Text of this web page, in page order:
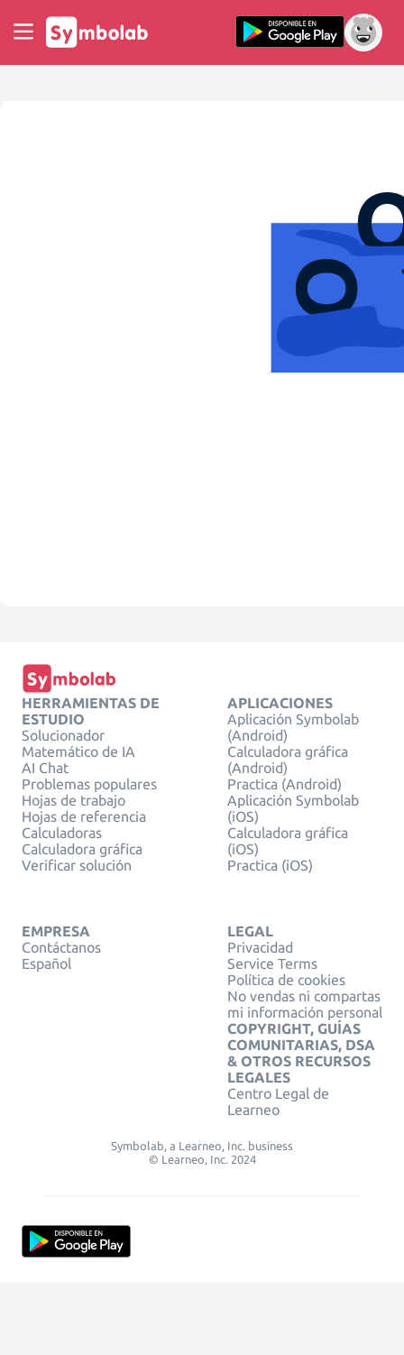
HERRAMIENTAS DE
ESTUDIO
Solucionador
Matemático de IA
AI Chat
Problemas populares
Hojas de trabajo
Hojas de referencia
Calculadoras
Calculadora gráfica
Verificar solución
APLICACIONES
Aplicación Symbolab
(Android)
Calculadora gráfica
(Android)
Practica (Android)
Aplicación Symbolab
(iOS)
Calculadora gráfica
(iOS)
Practica (iOS)
EMPRESA
Contáctanos
Español
LEGAL
Privacidad
Service Terms
Política de cookies
No vendas ni compartas
mi información personal
COPYRIGHT, GUÍAS
COMUNITARIAS, DSA
& OTROS RECURSOS
LEGALES
Centro Legal de
Learneo
Symbolab, a Learneo, Inc. business
© Learneo, Inc. 2024